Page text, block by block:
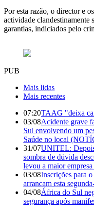
Por esta razão, o director e
actividade clandestinamente
garantias, indiciados pelo
PUB
Mais lidas
Mais recentes
07:20TAAG "deixa
03/08Acidente grave
Sul envolvendo um
Saúde no local
31/07UNITEL:
sombra de dúvida
levou a maior
03/08Inscrições para
arrancam esta
04/08África do Sul
segurança após